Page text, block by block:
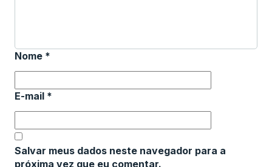
Nome *
E-mail *
Salvar meus dados neste navegador para a
próxima vez que eu comentar.